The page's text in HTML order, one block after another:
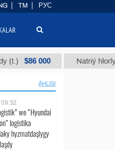
000 Natriý hlorly
ÄHLISI
we “Hyundai
logistika
hyzmatdaşlygy
TM РУС